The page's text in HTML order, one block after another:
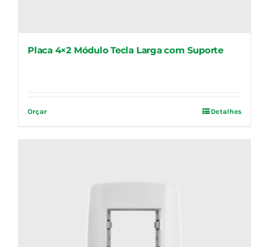
Placa 4×2 Módulo Tecla Larga com Suporte
Orçar Detalhes